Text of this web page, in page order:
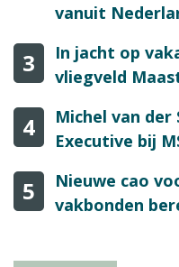
vanuit
3
In jacht op
vliegveld
4
Michel van der
Executive bij
5
Nieuwe cao
vakbonden